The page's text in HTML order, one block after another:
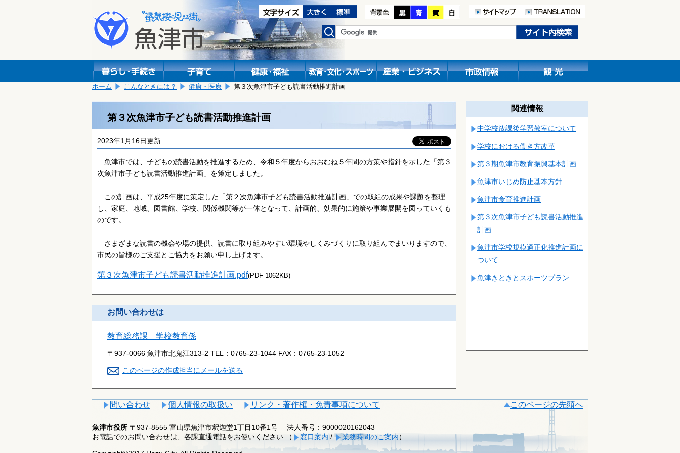
し
ホーム こんなときには？ 健康・医療 第３次魚津市子ども読書活動推進計画
第３次魚津市子ども読書活動推進計画
2023年1月16日更新
魚津市では、子どもの読書活動を推進するため、令和５年度からおおむね５年間の方策や指針を示した「第３
次魚津市子ども読書活動推進計画」を策定しました。
この計画は、平成25年度に策定した「第２次魚津市子ども読書活動推進計画」での取組の成果や課題を整理
し、家庭、地域、図書館、学校、関係機関等が一体となって、計画的、効果的に施策や事業展開を図っていくも
のです。
さまざまな読書の機会や場の提供、読書に取り組みやすい環境やしくみづくりに取り組んでまいりますので、
市民の皆様のご支援とご協力をお願い申し上げます。
第３次魚津市子ども読書活動推進計画.pdf(PDF 1062KB)
お問い合わせは
教育総務課 学校教育係
〒937-0066 魚津市北鬼江313-2 TEL： 0765-23-1044 FAX： 0765-23-1052
このページの作成担当にメールを送る
関連情報
中学校放課後学習教室について
学校における働き方改革
第３期魚津市教育振興基本計画
魚津市いじめ防止基本方針
魚津市食育推進計画
第３次魚津市子ども読書活動推進
計画
魚津市学校規模適正化推進計画に
ついて
魚津きときとスポーツプラン
問い合わせ 個人情報の取扱い リンク・著作権・免責事項について このページの先頭へ
魚津市役所 〒937-8555 富山県魚津市釈迦堂1丁目10番1号
法人番号：9000020162043
お電話でのお問い合わせは、各課直通電話をお使いください （
窓口案内/ 業務時間のご案内）